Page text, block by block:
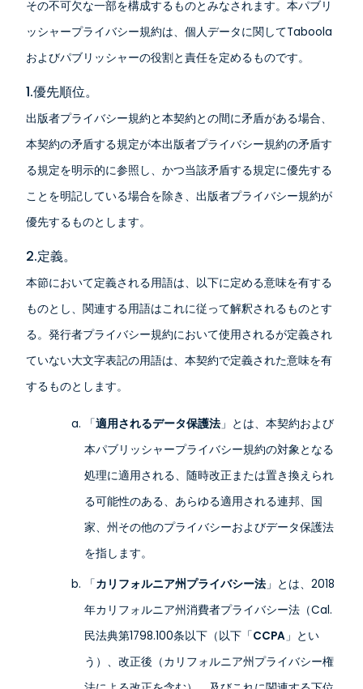
その不可欠な一部を構成するものとみなされます。本パブリ
ッシャープライバシー規約は、個人データに関してTaboola
およびパブリッシャーの役割と責任を定めるものです。
1.優先順位。
出版者プライバシー規約と本契約との間に矛盾がある場合、
本契約の矛盾する規定が本出版者プライバシー規約の矛盾す
る規定を明示的に参照し、かつ当該矛盾する規定に優先する
ことを明記している場合を除き、出版者プライバシー規約が
優先するものとします。
2.定義。
本節において定義される用語は、以下に定める意味を有する
ものとし、関連する用語はこれに従って解釈されるものとす
る。発行者プライバシー規約において使用されるが定義され
ていない大文字表記の用語は、本契約で定義された意味を有
するものとします。
「適用されるデータ保護法」とは、本契約および
本パブリッシャープライバシー規約の対象となる
処理に適用される、随時改正または置き換えられ
る可能性のある、あらゆる適用される連邦、国
家、州その他のプライバシーおよびデータ保護法
を指します。
「カリフォルニア州プライバシー法」とは、2018
年カリフォルニア州消費者プライバシー法（Cal.
民法典第1798.100条以下（以下「CCPA」とい
う）、改正後（カリフォルニア州プライバシー権